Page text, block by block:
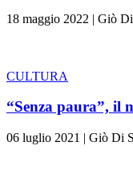
18 maggio 2022 | Giò
CULTURA
“Senza paura”, il
06 luglio 2021 | Giò Di